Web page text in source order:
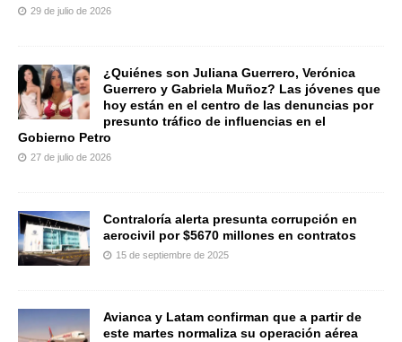
29 de julio de 2026
¿Quiénes son Juliana Guerrero, Verónica
Guerrero y Gabriela Muñoz? Las jóvenes que
hoy están en el centro de las denuncias por
presunto tráfico de influencias en el
Gobierno Petro
27 de julio de 2026
Contraloría alerta presunta corrupción en
aerocivil por $5670 millones en contratos
15 de septiembre de 2025
Avianca y Latam confirman que a partir de
este martes normaliza su operación aérea